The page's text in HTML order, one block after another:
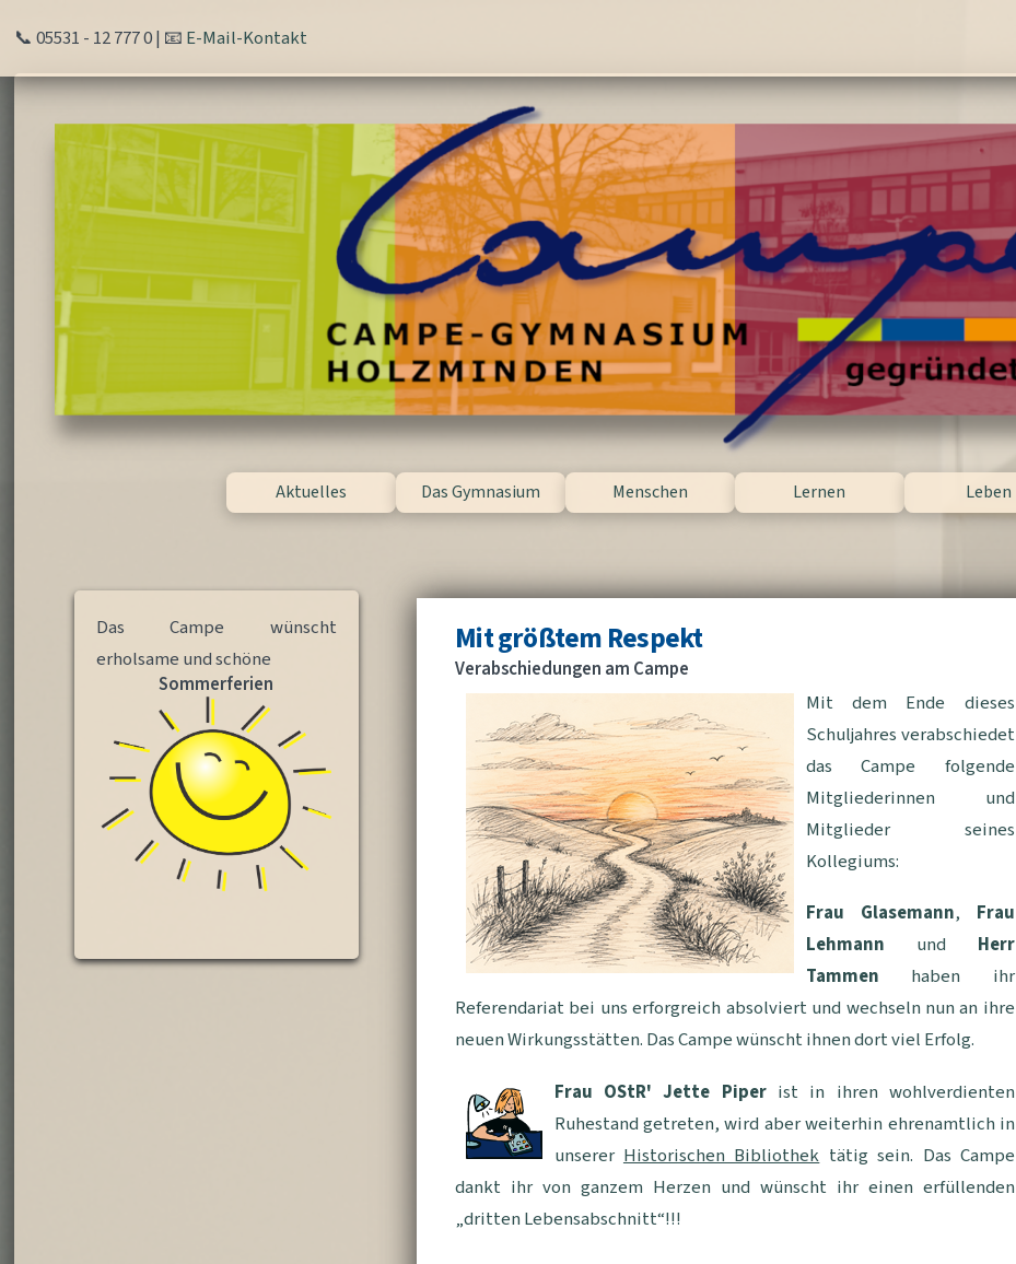
📞 05531 - 12 777 0 | 📧 E-Mail-Kontakt
Aktuelles Das Gymnasium Menschen Lernen Leben
Das Campe wünscht
erholsame und schöne
Sommerferien
Mit größtem Respekt
Verabschiedungen am Campe
Mit dem Ende dieses
Schuljahres verabschiedet
das Campe folgende
Mitgliederinnen und
Mitglieder seines
Kollegiums:
Frau Glasemann, Frau
Lehmann und Herr
Tammen haben ihr
Referendariat bei uns erforgreich absolviert und wechseln nun an ihre
neuen Wirkungsstätten. Das Campe wünscht ihnen dort viel Erfolg.
Frau OStR' Jette Piperist in ihren wohlverdienten
Ruhestand getreten, wird aber weiterhin ehrenamtlich in
unserer Historischen Bibliothek tätig sein. Das Campe
dankt ihr von ganzem Herzen und wünscht ihr einen erfüllenden
dritten Lebensabschnitt !!!